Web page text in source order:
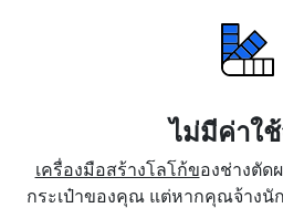
ไม่มีค่าใ
เครื่องมือสร้างโลโก้ของช่างตัด
กระเป๋าของคุณ แต่หากคุณจ้างนั